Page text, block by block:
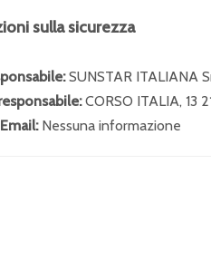
sulla sicurezza
SUNSTAR ITALIANA
CORSO ITALIA, 13
Nessuna informazione